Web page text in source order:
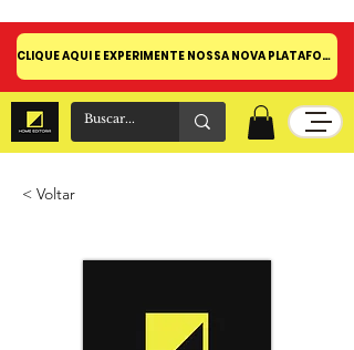
CLIQUE AQUI E EXPERIMENTE NOSSA NOVA PLATAFORMA!
< Voltar